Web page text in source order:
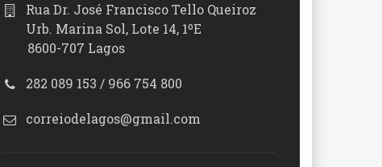
Rua Dr. José Francisco Tello Queiroz
Urb. Marina Sol, Lote 14, 1ºE
8600-707 Lagos
282 089 153 / 966 754 800
correiodelagos@gmail.com